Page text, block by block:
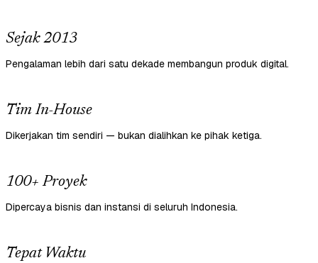
Sejak 2013
Pengalaman lebih dari satu dekade membangun produk digital.
Tim In-House
Dikerjakan tim sendiri — bukan dialihkan ke pihak ketiga.
100+ Proyek
Dipercaya bisnis dan instansi di seluruh Indonesia.
Tepat Waktu